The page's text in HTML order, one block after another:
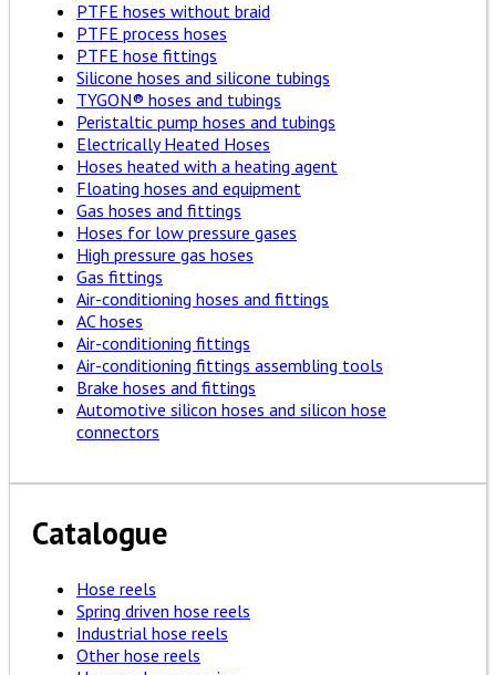
PTFE hoses without braid
PTFE process hoses
PTFE hose fittings
Silicone hoses and silicone tubings
TYGON® hoses and tubings
Peristaltic pump hoses and tubings
Electrically Heated Hoses
Hoses heated with a heating agent
Floating hoses and equipment
Gas hoses and fittings
Hoses for low pressure gases
High pressure gas hoses
Gas fittings
Air-conditioning hoses and fittings
AC hoses
Air-conditioning fittings
Air-conditioning fittings assembling tools
Brake hoses and fittings
Automotive silicon hoses and silicon hose
connectors
Catalogue
Hose reels
Spring driven hose reels
Industrial hose reels
Other hose reels